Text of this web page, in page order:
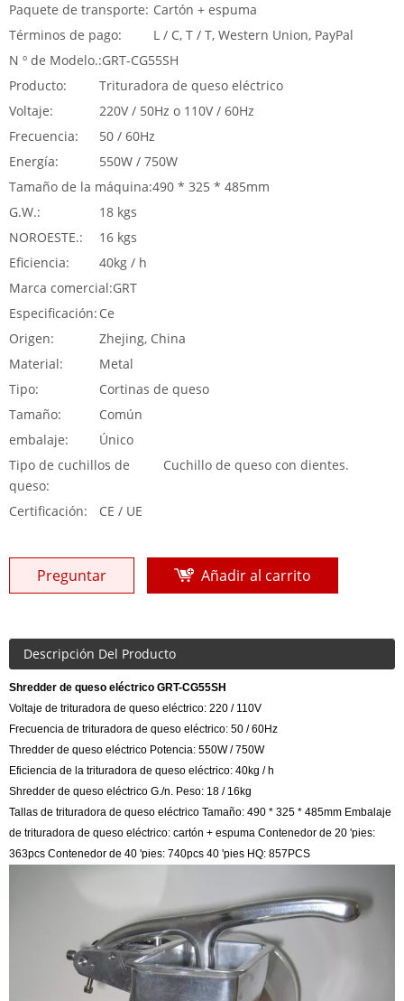
Paquete de transporte: Cartón + espuma
Términos de pago:
L / C, T / T, Western Union, PayPal
N º de Modelo.:GRT-CG55SH
Producto:
Trituradora de queso eléctrico
Voltaje:
220V / 50Hz o 110V / 60Hz
Frecuencia:
50 / 60Hz
Energía:
550W / 750W
Tamaño de la máquina:490 * 325 * 485mm
G.W.:
18 kgs
NOROESTE.:
16 kgs
Eficiencia:
40kg / h
Marca comercial:GRT
Especificación: Ce
Origen:
Zhejing, China
Material:
Metal
Tipo:
Cortinas de queso
Tamaño:
Común
embalaje:
Único
Tipo de cuchillos de
queso:
Cuchillo de queso con dientes.
Certificación: CE / UE
Preguntar Añadir al carrito
Descripción Del Producto
Shredder de queso eléctrico GRT-CG55SH
Voltaje de trituradora de queso eléctrico: 220 / 110V
Frecuencia de trituradora de queso eléctrico: 50 / 60Hz
Thredder de queso eléctrico Potencia: 550W / 750W
Eficiencia de la trituradora de queso eléctrico: 40kg / h
Shredder de queso eléctrico G./n. Peso: 18 / 16kg
Tallas de trituradora de queso eléctrico Tamaño: 490 * 325 * 485mm Embalaje
de trituradora de queso eléctrico: cartón + espuma Contenedor de 20 'pies:
363pcs Contenedor de 40 'pies: 740pcs 40 'pies HQ: 857PCS